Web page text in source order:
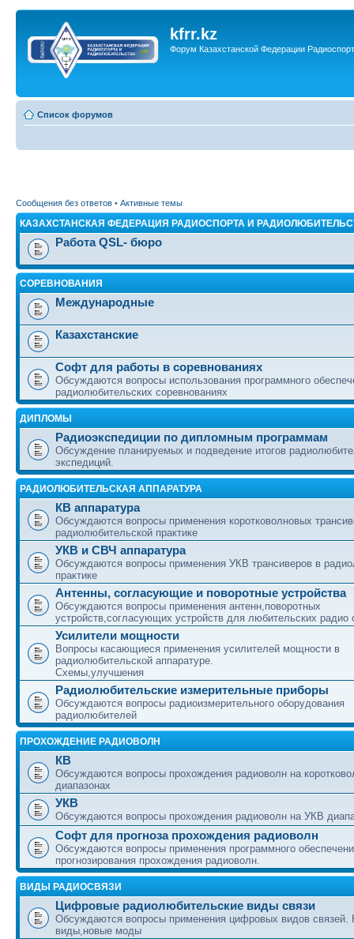
kfrr.kz
Форум Казахстанской Федерации
Список форумов
Сообщения без ответов • Активные темы
КАЗАХСТАНСКАЯ ФЕДЕРАЦИЯ РАДИОСПОРТА И
Работа QSL- бюро
СОРЕВНОВАНИЯ
Международные
Казахстанские
Софт для работы в соревнованиях
Обсуждаются вопросы использования программного
радиолюбительских соревнованиях
ДИПЛОМЫ
Радиоэкспедиции по дипломным программам
Обсуждение планируемых и подведение итогов
экспедиций.
РАДИОЛЮБИТЕЛЬСКАЯ АППАРАТУРА
КВ аппаратура
Обсуждаются вопросы применения коротковолновых
радиолюбительской практике
УКВ и СВЧ аппаратура
Обсуждаются вопросы применения УКВ трансиверов в
практике
Антенны, согласующие и поворотные устройства
Обсуждаются вопросы применения антенн,поворотных
устройств,согласующих устройств для любительских радио
Усилители мощности
Вопросы касающиеся применения усилителей мощности в
радиолюбительской аппаратуре.
Схемы,улучшения
Радиолюбительские измерительные приборы
Обсуждаются вопросы радиоизмерительного оборудования
радиолюбителей
ПРОХОЖДЕНИЕ РАДИОВОЛН
КВ
Обсуждаются вопросы прохождения радиоволн на
диапазонах
УКВ
Обсуждаются вопросы прохождения радиоволн на УКВ
Софт для прогноза прохождения радиоволн
Обсуждаются вопросы применения программного
прогнозирования прохождения радиоволн.
ВИДЫ РАДИОСВЯЗИ
Цифровые радиолюбительские виды связи
Обсуждаются вопросы применения цифровых видов связей.
виды,новые моды